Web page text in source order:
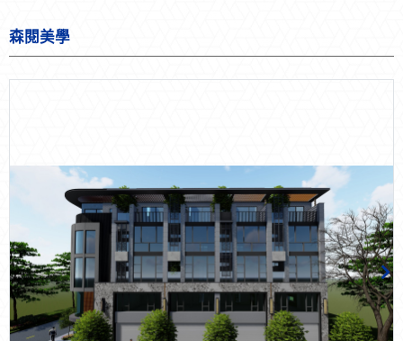
Earthquake Solution
森閱美學